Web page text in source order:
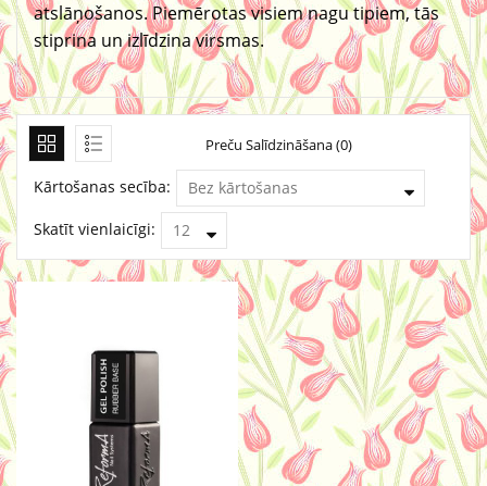
atslāņošanos. Piemērotas visiem nagu tipiem, tās
stiprina un izlīdzina virsmas.
Preču Salīdzināšana (0)
Kārtošanas secība:
Skatīt vienlaicīgi: